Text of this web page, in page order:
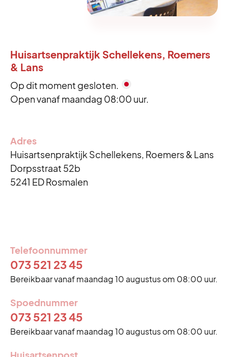
Huisartsenpraktijk Schellekens, Roemers
& Lans
Op dit moment gesloten.
Open vanaf maandag 08:00 uur.
Adres
Huisartsenpraktijk Schellekens, Roemers & Lans
Dorpsstraat 52b
5241 ED Rosmalen
Telefoonnummer
073 521 23 45
Bereikbaar vanaf maandag 10 augustus om 08:00 uur.
Spoednummer
073 521 23 45
Bereikbaar vanaf maandag 10 augustus om 08:00 uur.
Maandag
Dinsdag
8:00 - 17:00
Woensdag
Donderdag
Eerste kerstdag
Vrijdag 25 december